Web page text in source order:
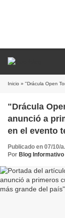
Inicio » "Drácula Open Torneo de
"Drácula
anunció a
en el evento
Publicado en 07/10/
Por Blog